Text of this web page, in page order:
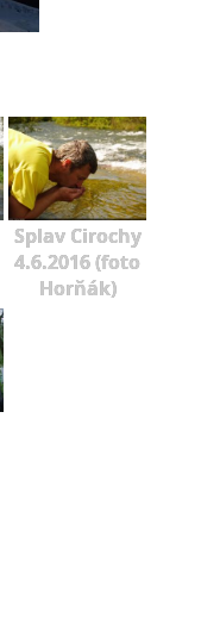
Splav Cirochy
4.6.2016 (foto
Horňák)